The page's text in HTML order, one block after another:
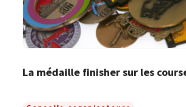
La médaille finisher sur les